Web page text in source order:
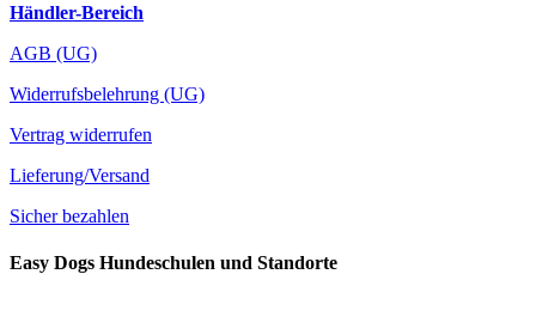
Händler-Bereich
AGB (UG)
Widerrufsbelehrung (UG)
Vertrag widerrufen
Lieferung/Versand
Sicher bezahlen
Easy Dogs Hundeschulen und Standorte